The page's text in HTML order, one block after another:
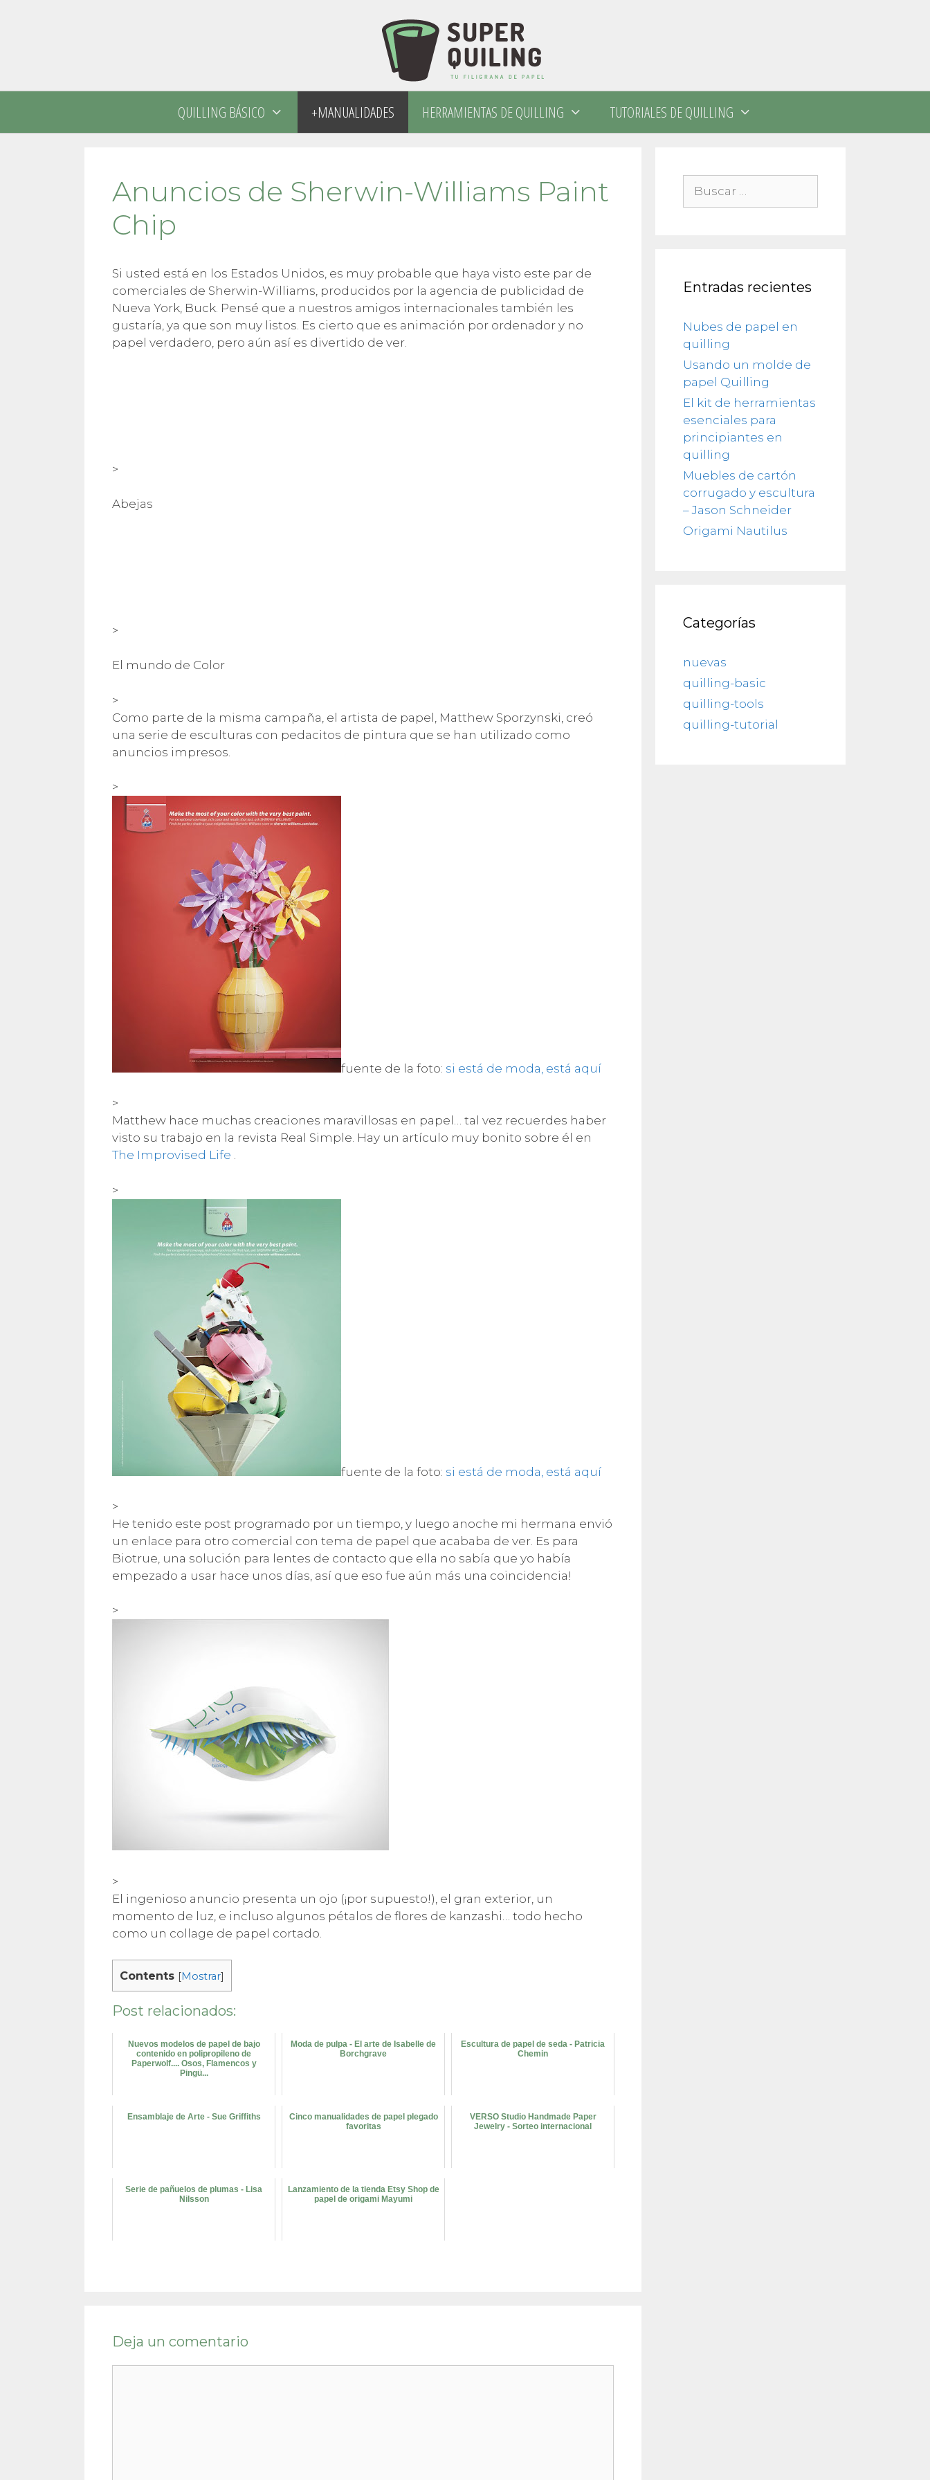
QUILLING BÁSICO +MANUALIDADES HERRAMIENTAS DE QUILLING TUTORIALES DE QUILLING
Anuncios de Sherwin-Williams Paint
Chip
Si usted está en los Estados Unidos, es muy probable que haya visto este par de
comerciales de Sherwin-Williams, producidos por la agencia de publicidad de
Nueva York, Buck. Pensé que a nuestros amigos internacionales también les
gustaría, ya que son muy listos. Es cierto que es animación por ordenador y no
papel verdadero, pero aún así es divertido de ver.
>
Abejas
>
El mundo de Color
>
Como parte de la misma campaña, el artista de papel, Matthew Sporzynski, creó
una serie de esculturas con pedacitos de pintura que se han utilizado como
anuncios impresos.
>
fuente de la foto: si está de moda, está aquí
>
Matthew hace muchas creaciones maravillosas en papel… tal vez recuerdes haber
visto su trabajo en la revista Real Simple. Hay un artículo muy bonito sobre él en
The Improvised Life .
>
fuente de la foto: si está de moda, está aquí
>
He tenido este post programado por un tiempo, y luego anoche mi hermana envió
un enlace para otro comercial con tema de papel que acababa de ver. Es para
Biotrue, una solución para lentes de contacto que ella no sabía que yo había
empezado a usar hace unos días, así que eso fue aún más una coincidencia!
>
>
El ingenioso anuncio presenta un ojo (¡por supuesto!), el gran exterior, un
momento de luz, e incluso algunos pétalos de flores de kanzashi… todo hecho
como un collage de papel cortado.
Contents [Mostrar]
Post relacionados:
Nuevos modelos de papel de bajo
contenido en polipropileno de
Paperwolf.... Osos, Flamencos y
Pingü...
Moda de pulpa - El arte de Isabelle de
Borchgrave
Escultura de papel de seda - Patricia
Chemin
Ensamblaje de Arte - Sue Griffiths
Cinco manualidades de papel plegado
favoritas
VERSO Studio Handmade Paper
Jewelry - Sorteo internacional
Serie de pañuelos de plumas - Lisa
Nilsson
Lanzamiento de la tienda Etsy Shop de
papel de origami Mayumi
Deja un comentario
Entradas recientes
Nubes de papel en
quilling
Usando un molde de
papel Quilling
El kit de herramientas
esenciales para
principiantes en
quilling
Muebles de cartón
corrugado y escultura
– Jason Schneider
Origami Nautilus
Categorías
nuevas
quilling-basic
quilling-tools
quilling-tutorial